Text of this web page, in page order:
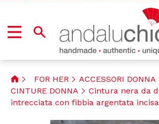
FOR HER
ACCESSORI DONNA
CINTURE DONNA
Cintura nera da
intrecciata con fibbia argentata